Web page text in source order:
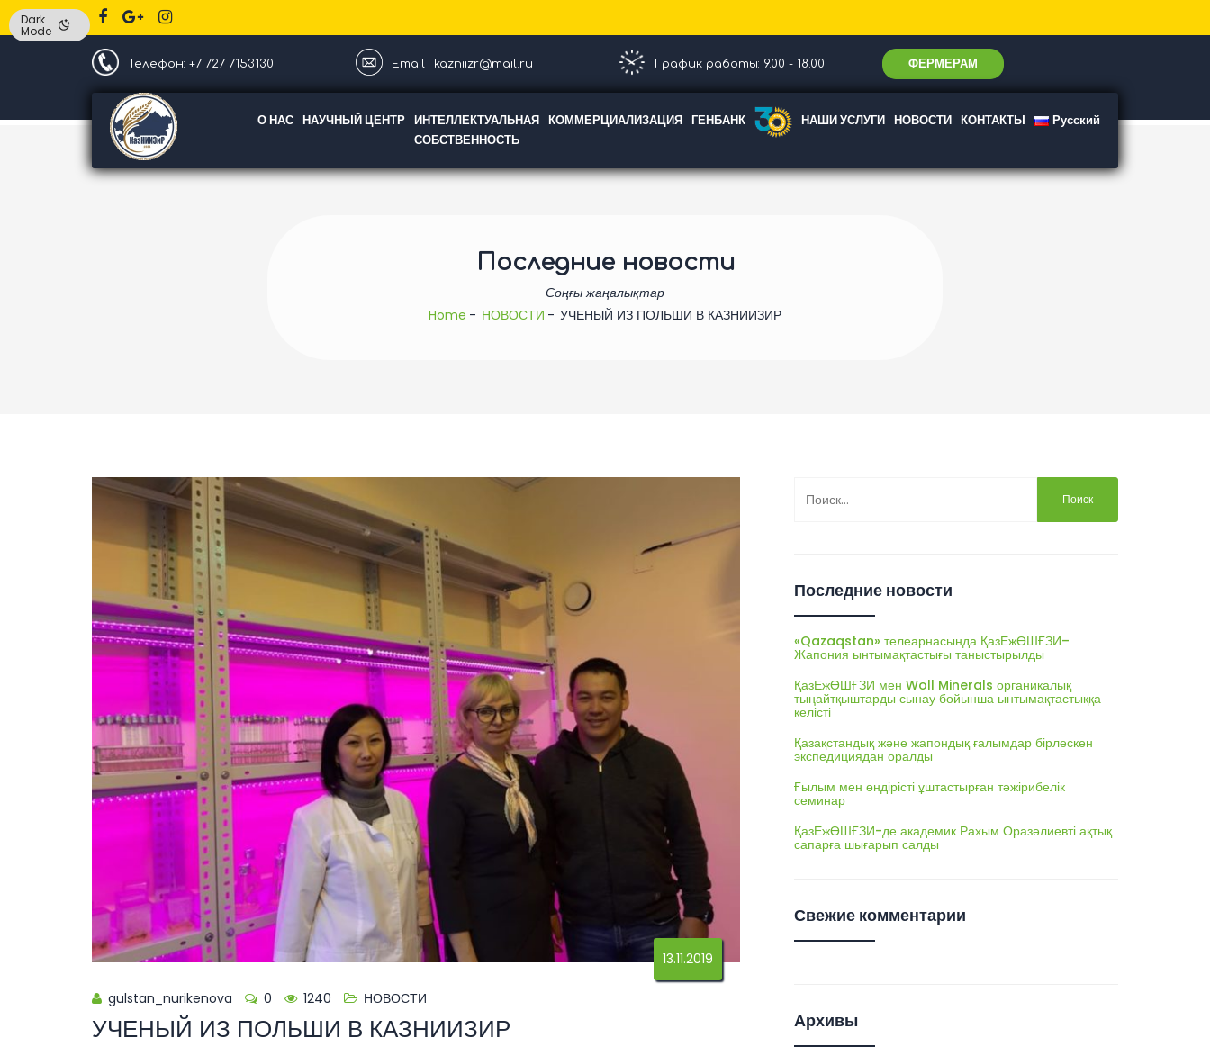
Телефон: +7 727 7153130 Email : kazniizr@mail.ru График работы: 9.00 - 18.00 ФЕРМЕРАМ
О НАС НАУЧНЫЙ ЦЕНТР ИНТЕЛЛЕКТУАЛЬНАЯ
СОБСТВЕННОСТЬ
КОММЕРЦИАЛИЗАЦИЯ ГЕНБАНК НАШИ УСЛУГИ НОВОСТИ КОНТАКТЫ Русский
Последние новости
Соңғы жаңалықтар
Home НОВОСТИ УЧЕНЫЙ ИЗ ПОЛЬШИ В КАЗНИИЗИР
13.11.2019
gulstan_nurikenova 0 1240 НОВОСТИ
УЧЕНЫЙ ИЗ ПОЛЬШИ В КАЗНИИЗИР
Последние новости
«Qazaqstan» телеарнасында ҚазЕжӨШҒЗИ–
Жапония ынтымақтастығы таныстырылды
ҚазЕжӨШҒЗИ мен Woll Minerals органикалық
тыңайтқыштарды сынау бойынша ынтымақтастыққа
келісті
Қазақстандық және жапондық ғалымдар бірлескен
экспедициядан оралды
Ғылым мен өндірісті ұштастырған тәжірибелік
семинар
ҚазЕжӨШҒЗИ-де академик Рахым Оразәлиевті ақтық
сапарға шығарып салды
Свежие комментарии
Архивы
Dark
Mode